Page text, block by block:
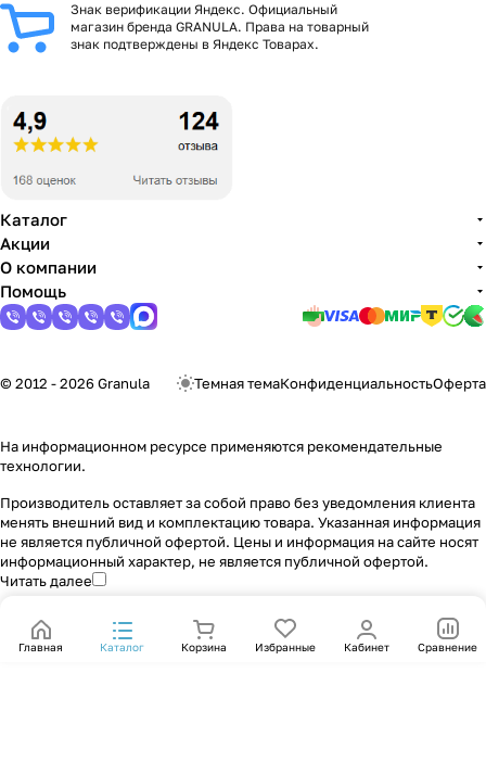
Знак верификации Яндекс. Официальный
магазин бренда GRANULA. Права на товарный
знак подтверждены в Яндекс Товарах.
Каталог
Акции
О компании
Помощь
© 2012 - 2026 Granula Темная темаКонфиденциальностьОферта
На информационном ресурсе применяются рекомендательные
технологии.
Производитель оставляет за собой право без уведомления клиента
менять внешний вид и комплектацию товара. Указанная информация
не является публичной офертой. Цены и информация на сайте носят
информационный характер, не является публичной офертой.
Читать далее
Главная Каталог Корзина Избранные Кабинет Сравнение